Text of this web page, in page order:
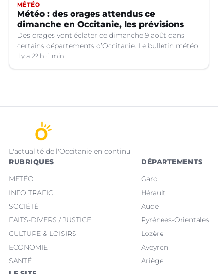
MÉTÉO
Météo : des orages attendus ce
dimanche en Occitanie, les prévisions
Des orages vont éclater ce dimanche 9 août dans
certains départements d’Occitanie. Le bulletin météo.
il y a 22 h 1 min
L'actualité de l'Occitanie en continu
RUBRIQUES
MÉTÉO
INFO TRAFIC
SOCIÉTÉ
FAITS-DIVERS / JUSTICE
CULTURE & LOISIRS
ECONOMIE
SANTÉ
DÉPARTEMENTS
Gard
Hérault
Aude
Pyrénées-Orientales
Lozère
Aveyron
Ariège